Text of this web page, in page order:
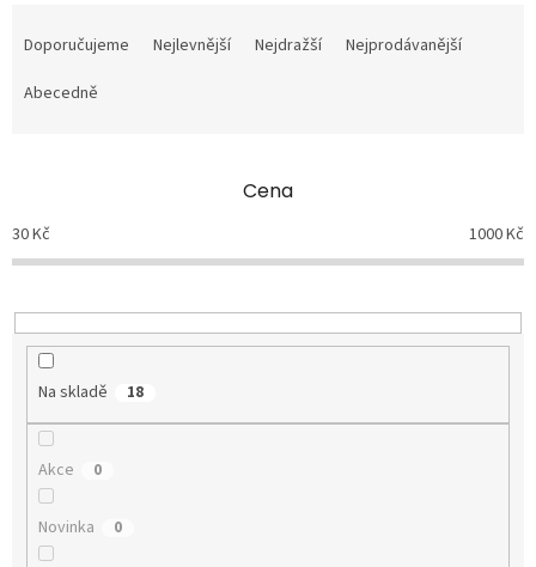
a
e
o
d
k
t
Doporučujeme Nejlevnější Nejdražší
Nejprodávanější
Abecedně
Cena
30Kč 1000Kč
Na skladě 18
Akce 0
Novinka 0